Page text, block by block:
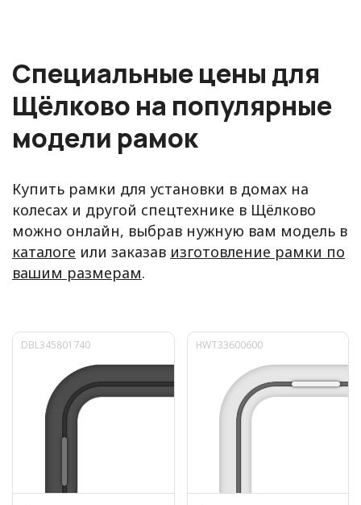
Специальные цены для
Щёлково на популярные
модели рамок
Купить рамки для установки в домах на
колесах и другой спецтехнике в Щёлково
можно онлайн, выбрав нужную вам модель в
каталоге или заказав изготовление рамки по
вашим размерам.
DBL345801740 HWT33600600